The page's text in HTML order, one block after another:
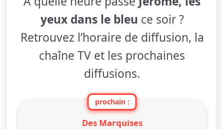
yeux dans le bleu ce soir ?
Retrouvez l’horaire de diffusion, la
chaîne TV et les prochaines
diffusions.
prochain :
Des Marquises